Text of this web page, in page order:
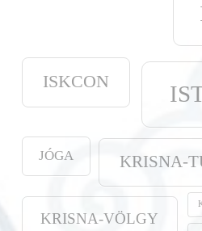
ISKCON
JÓGA KRISNA-
KRISNA-VÖLGY